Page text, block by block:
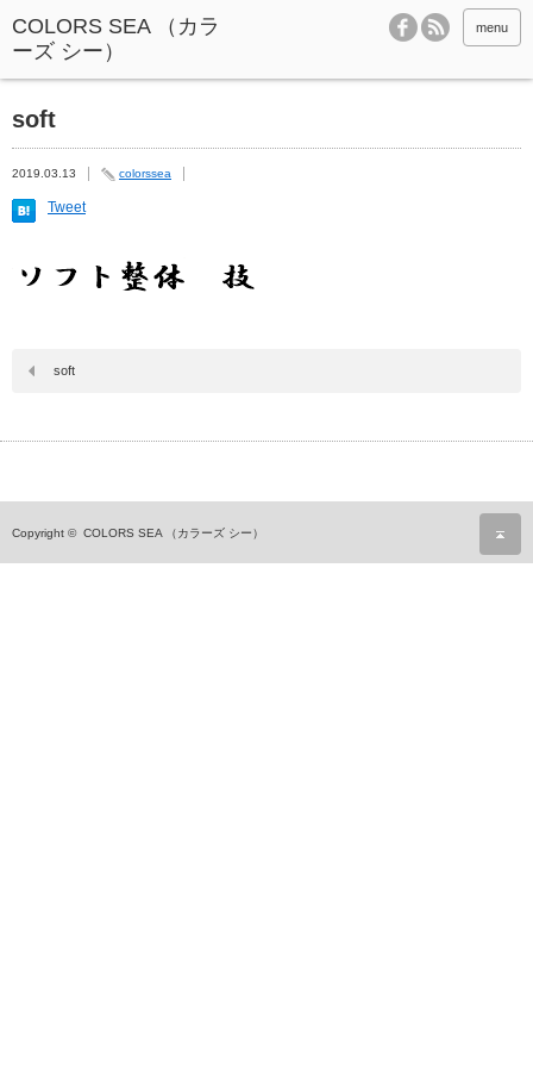
menu
soft
2019.03.13 colorssea
Tweet
soft
Copyright © COLORS SEA （カラーズ シー）